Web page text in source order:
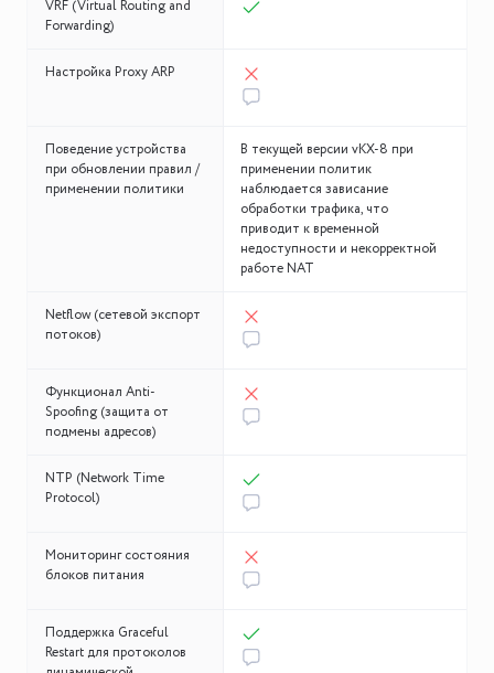
VRF (Virtual Routing and
Forwarding)
Настройка Proxy ARP
Поведение устройства
при обновлении правил /
применении политики
В текущей версии vKX-8 при
применении политик
наблюдается зависание
обработки трафика, что
приводит к временной
недоступности и некорректной
работе NAT
Netflow (сетевой экспорт
потоков)
Функционал Anti-
Spoofing (защита от
подмены адресов)
NTP (Network Time
Protocol)
Мониторинг состояния
блоков питания
Поддержка Graceful
Restart для протоколов